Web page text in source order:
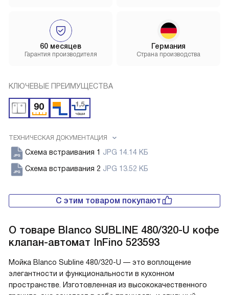
60 месяцев
Гарантия производителя
Германия
Страна производства
КЛЮЧЕВЫЕ ПРЕИМУЩЕСТВА
ТЕХНИЧЕСКАЯ ДОКУМЕНТАЦИЯ
Схема встраивания 1 JPG 14.14 КБ
Схема встраивания 2 JPG 13.52 КБ
С этим товаром покупают
О товаре Blanco SUBLINE 480/320-U кофе
клапан-автомат InFino 523593
Мойка Blanco Subline 480/320-U — это воплощение
элегантности и функциональности в кухонном
пространстве. Изготовленная из высококачественного